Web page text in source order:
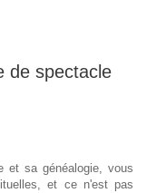
de spectacle
et sa généalogie, vous
et ce n'est pas